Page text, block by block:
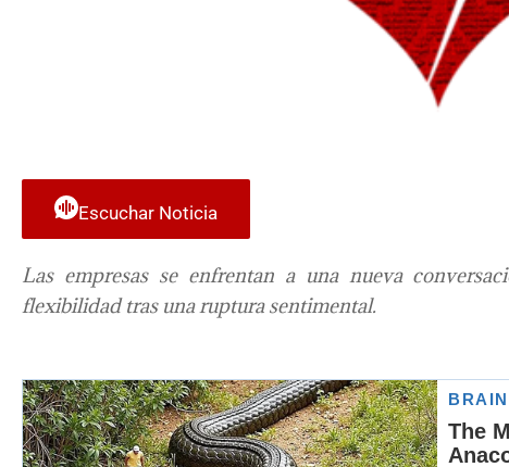
Escuchar Noticia
Las empresas se enfrentan a una nueva
flexibilidad tras una ruptura sentimental.